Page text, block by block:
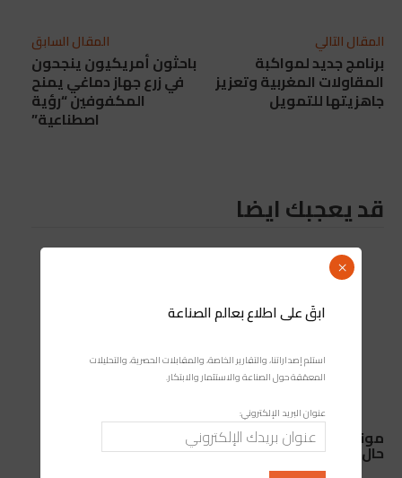
المقال السابق
باحثون أمريكيون ينجحون
في زرع جهاز دماغي يمنح
المكفوفين “رؤية
اصطناعية”
المقال التالي
برنامج جديد لمواكبة
المقاولات المغربية وتعزيز
جاهزيتها للتمويل
قد يعجبك ايضا
مونديال 2030: ما الذي قد تخسره إسبانيا والبرتغال في
حال الانسحاب من التنظيم المشترك؟
ابقَ على اطلاع بعالم الصناعة
استلم إصداراتنا، والتقارير الخاصة، والمقابلات الحصرية، والتحليلات
المعمّقة حول الصناعة والاستثمار والابتكار.
عنوان البريد الإلكتروني:
×